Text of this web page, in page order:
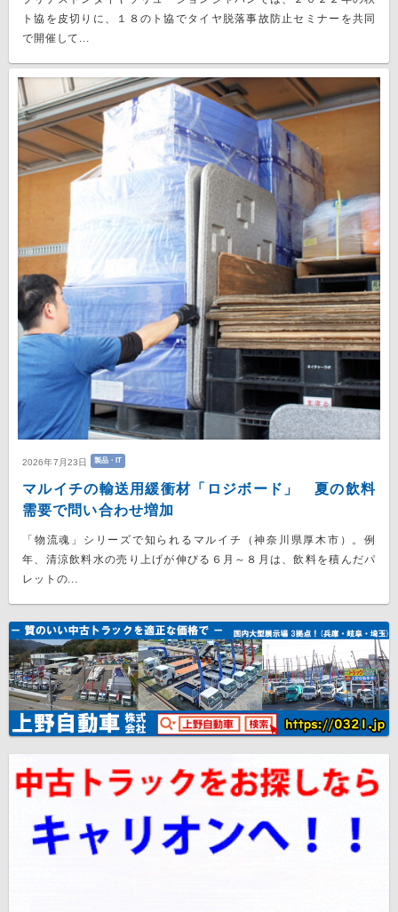
ト協を皮切りに、１８のト協でタイヤ脱落事故防止セミナーを共同
で開催して...
2026年7月23日 製品・IT
マルイチの輸送用緩衝材「ロジボード」 夏の飲料
需要で問い合わせ増加
「物流魂」シリーズで知られるマルイチ（神奈川県厚木市）。例
年、清涼飲料水の売り上げが伸びる６月～８月は、飲料を積んだパ
レットの...